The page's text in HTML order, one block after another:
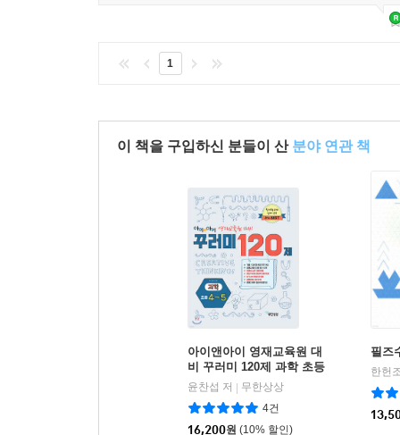
1
이 책을 구입하신 분들이 산 분야 연관 책
아이앤아이 영재교육원 대
비 꾸러미 120제 과학 초등
4,5학년
윤찬섭 저
무한상상
4건
16,200원 (10% 할인)
필즈